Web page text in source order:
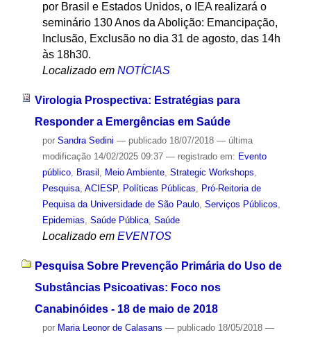
por Brasil e Estados Unidos, o IEA realizará o
seminário 130 Anos da Abolição: Emancipação,
Inclusão, Exclusão no dia 31 de agosto, das 14h
às 18h30.
Localizado em NOTÍCIAS
Virologia Prospectiva: Estratégias para
Responder a Emergências em Saúde
por Sandra Sedini — publicado18/07/2018 — última
modificação14/02/2025 09:37 — registrado em: Evento
público, Brasil , Meio Ambiente, Strategic Workshops,
Pesquisa, ACIESP, Políticas Públicas, Pró-Reitoria de
Pequisa da Universidade de São Paulo, Serviços Públicos,
Epidemias, Saúde Pública, Saúde
Localizado em EVENTOS
Pesquisa Sobre Prevenção Primária do Uso de
Substâncias Psicoativas: Foco nos
Canabinóides - 18 de maio de 2018
por Maria Leonor de Calasans — publicado18/05/2018 —